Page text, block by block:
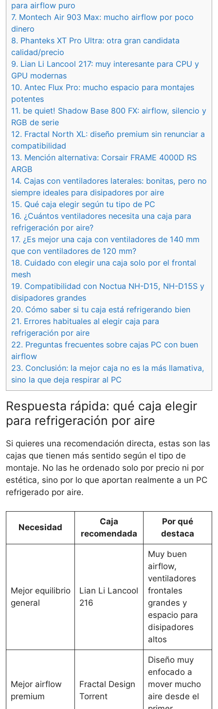
para airflow puro
7. Montech Air 903 Max: mucho airflow por poco
dinero
8. Phanteks XT Pro Ultra: otra gran candidata
calidad/precio
9. Lian Li Lancool 217: muy interesante para CPU y
GPU modernas
10. Antec Flux Pro: mucho espacio para montajes
potentes
11. be quiet! Shadow Base 800 FX: airflow, silencio y
RGB de serie
12. Fractal North XL: diseño premium sin renunciar a
compatibilidad
13. Mención alternativa: Corsair FRAME 4000D RS
ARGB
14. Cajas con ventiladores laterales: bonitas, pero no
siempre ideales para disipadores por aire
15. Qué caja elegir según tu tipo de PC
16. ¿Cuántos ventiladores necesita una caja para
refrigeración por aire?
17. ¿Es mejor una caja con ventiladores de 140 mm
que con ventiladores de 120 mm?
18. Cuidado con elegir una caja solo por el frontal
mesh
19. Compatibilidad con Noctua NH-D15, NH-D15S y
disipadores grandes
20. Cómo saber si tu caja está refrigerando bien
21. Errores habituales al elegir caja para
refrigeración por aire
22. Preguntas frecuentes sobre cajas PC con buen
airflow
23. Conclusión: la mejor caja no es la más llamativa,
sino la que deja respirar al PC
Respuesta rápida: qué caja elegir
para refrigeración por aire
Si quieres una recomendación directa, estas son las
cajas que tienen más sentido según el tipo de
montaje. No las he ordenado solo por precio ni por
estética, sino por lo que aportan realmente a un PC
refrigerado por aire.
Necesidad
Caja
recomendada
Por qué
destaca
Mejor equilibrio
general
Lian Li Lancool
216
Muy buen
airflow,
ventiladores
frontales
grandes y
espacio para
disipadores
altos
Mejor airflow
premium
Fractal Design
Torrent
Diseño muy
enfocado a
mover mucho
aire desde el